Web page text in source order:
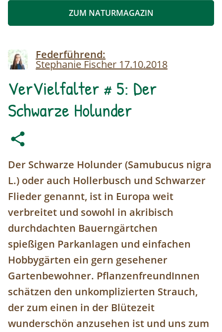
ZUM NATURMAGAZIN
ImageFederführend:
Stephanie Fischer 17.10.2018
VerVielfalter # 5: Der
Schwarze Holunder
Der Schwarze Holunder (Samubucus nigra
L.) oder auch Hollerbusch und Schwarzer
Flieder genannt, ist in Europa weit
verbreitet und sowohl in akribisch
durchdachten Bauerngärtchen
spießigen Parkanlagen und einfachen
Hobbygärten ein gern gesehener
Gartenbewohner. PflanzenfreundInnen
schätzen den unkomplizierten Strauch,
der zum einen in der Blütezeit
wunderschön anzusehen ist und uns zum